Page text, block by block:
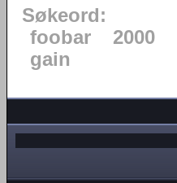
Søkeord:
foobar
2000
gain